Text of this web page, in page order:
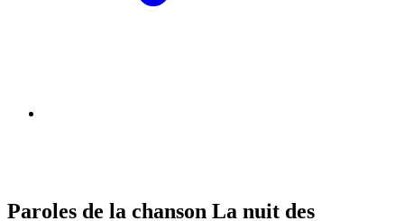
Paroles de la chanson La nuit des